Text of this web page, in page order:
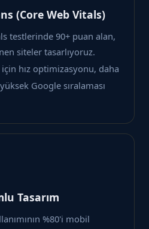
(Core Web Vitals)
testlerinde 90+ puan alan,
siteler tasarlıyoruz.
için hız optimizasyonu, daha
Google sıralaması
Tasarım
%80'i mobil